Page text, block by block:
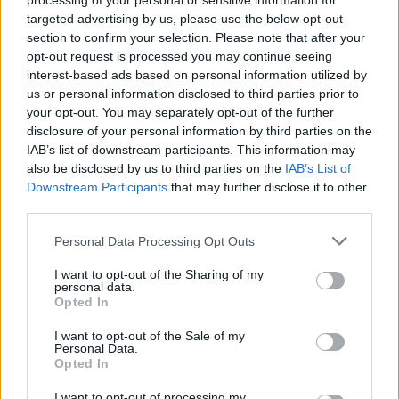
targeted advertising by us, please use the below opt-out
section to confirm your selection. Please note that after your
opt-out request is processed you may continue seeing
interest-based ads based on personal information utilized by
us or personal information disclosed to third parties prior to
your opt-out. You may separately opt-out of the further
disclosure of your personal information by third parties on the
IAB’s list of downstream participants. This information may
also be disclosed by us to third parties on the IAB’s List of
Downstream Participants that may further disclose it to other
Personal Data Processing Opt Outs
I want to opt-out of the Sharing of my
personal data.
Opted In
I want to opt-out of the Sale of my
Personal Data.
Opted In
Hola! Si, a mi, le llevé al conce y ponen una pieza en la palanca
de cambios tipo a ésta
módulo de microinterruptor para Audi, SKODA,
https://a.aliexpress.com/_EJR2Ri0
Y por casi 200€ avería solucionada, debe ser frecuente en los
cambios automáticos de Audi
Responder
4 semanas más tarde...
Dani36zgz
En 30/11/2024 a las 9:12,